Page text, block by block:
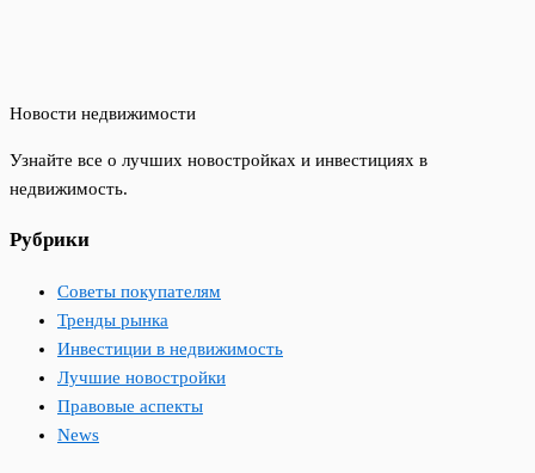
Новости недвижимости
Узнайте все о лучших новостройках и инвестициях в
недвижимость.
Рубрики
Советы покупателям
Тренды рынка
Инвестиции в недвижимость
Лучшие новостройки
Правовые аспекты
News